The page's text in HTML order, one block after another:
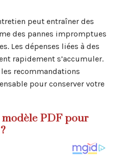
peut entraîner des
des pannes impromptues
Les dépenses liées à des
rapidement s’accumuler.
recommandations
pour conserver votre
PDF pour